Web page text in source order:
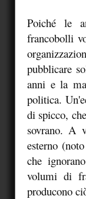
Poiché le
francobolli
pubblicare
anni e la
politica.
di spicco,
sovrano. A
esterno
che
volumi di
producono